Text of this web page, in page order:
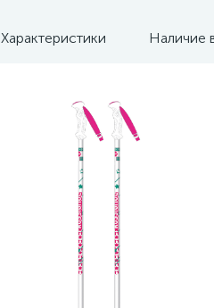
Характеристики Наличие